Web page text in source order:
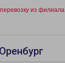
из филиала